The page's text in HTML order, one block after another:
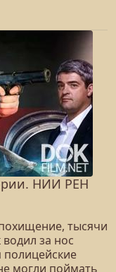
НИИ РЕН
тысячи
за нос
полицейские
могли поймать